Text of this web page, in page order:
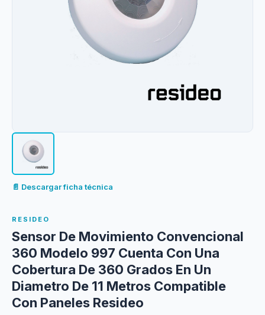
📄 Descargar ficha técnica
RESIDEO
Sensor De Movimiento Convencional
360 Modelo 997 Cuenta Con Una
Cobertura De 360 Grados En Un
Diametro De 11 Metros Compatible
Con Paneles Resideo